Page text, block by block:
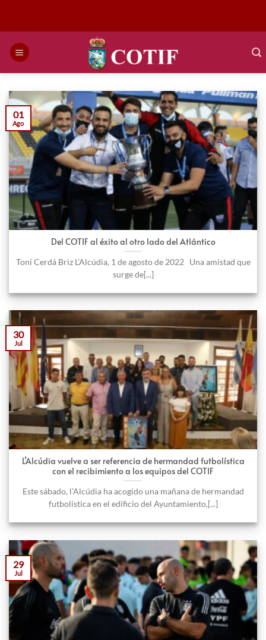
Del COTIF al éxito al otro lado del Atlántico
Toni Cerdá Briz L’Alcúdia, 1 de agosto de 2022 Una amistad que
surge de[...]
01
Ago
L’Alcúdia vuelve a ser referencia de hermandad futbolística
con el recibimiento a los equipos del COTIF
Este sábado, l’Alcúdia ha acogido una mañana de hermandad
futbolística en el edificio del Ayuntamiento,[...]
30
Jul
29
Jul